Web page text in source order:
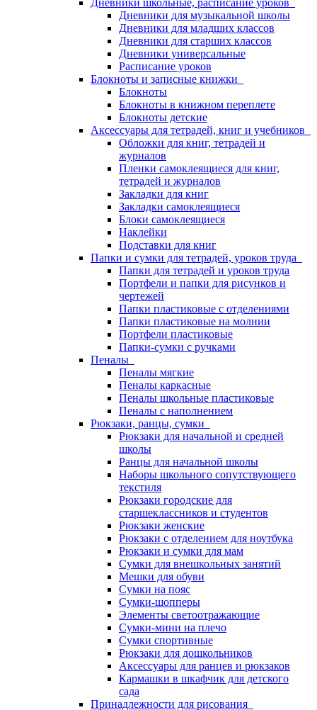
Дневники школьные, расписание уроков
Дневники для музыкальной школы
Дневники для младших классов
Дневники для старших классов
Дневники универсальные
Расписание уроков
Блокноты и записные книжки
Блокноты
Блокноты в книжном переплете
Блокноты детские
Аксессуары для тетрадей, книг и учебников
Обложки для книг, тетрадей и
журналов
Пленки самоклеящиеся для книг,
тетрадей и журналов
Закладки для книг
Закладки самоклеящиеся
Блоки самоклеящиеся
Наклейки
Подставки для книг
Папки и сумки для тетрадей, уроков труда
Папки для тетрадей и уроков труда
Портфели и папки для рисунков и
чертежей
Папки пластиковые с отделениями
Папки пластиковые на молнии
Портфели пластиковые
Папки-сумки с ручками
Пеналы
Пеналы мягкие
Пеналы каркасные
Пеналы школьные пластиковые
Пеналы с наполнением
Рюкзаки, ранцы, сумки
Рюкзаки для начальной и средней
школы
Ранцы для начальной школы
Наборы школьного сопутствующего
текстиля
Рюкзаки городские для
старшеклассников и студентов
Рюкзаки женские
Рюкзаки с отделением для ноутбука
Рюкзаки и сумки для мам
Сумки для внешкольных занятий
Мешки для обуви
Сумки на пояс
Сумки-шопперы
Элементы светоотражающие
Сумки-мини на плечо
Сумки спортивные
Рюкзаки для дошкольников
Аксессуары для ранцев и рюкзаков
Кармашки в шкафчик для детского
сада
Принадлежности для рисования